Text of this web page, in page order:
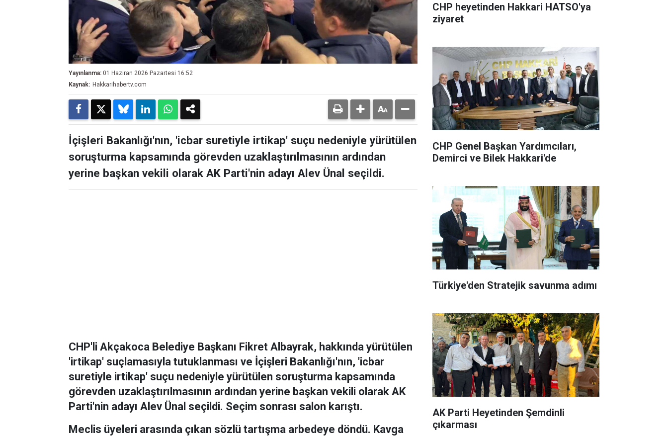
Yayınlanma: 01 Haziran 2026 Pazartesi 16:52
Kaynak: Hakkarihabertv.com
İçişleri Bakanlığı'nın, 'icbar suretiyle irtikap' suçu nedeniyle yürütülen
soruşturma kapsamında görevden uzaklaştırılmasının ardından
yerine başkan vekili olarak AK Parti'nin adayı Alev Ünal seçildi.
CHP'li Akçakoca Belediye Başkanı Fikret Albayrak, hakkında yürütülen
'irtikap' suçlamasıyla tutuklanması ve İçişleri Bakanlığı'nın, 'icbar
suretiyle irtikap' suçu nedeniyle yürütülen soruşturma kapsamında
görevden uzaklaştırılmasının ardından yerine başkan vekili olarak AK
Parti'nin adayı Alev Ünal seçildi. Seçim sonrası salon karıştı.
Meclis üyeleri arasında çıkan sözlü tartışma arbedeye döndü. Kavga
CHP heyetinden Hakkari HATSO'ya
ziyaret
CHP Genel Başkan Yardımcıları,
Demirci ve Bilek Hakkari'de
Türkiye'den Stratejik savunma adımı
AK Parti Heyetinden Şemdinli
çıkarması